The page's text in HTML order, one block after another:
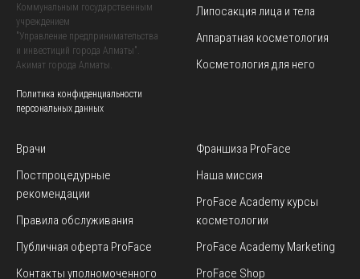
Коммунальным государственным
учреждением
"Управление предпринимательства
и инвестиций города Алматы".
Акимат города Алматы.
Политика конфиденциальности
персональных данных
Липосакция лица и тела
Аппаратная косметология
Косметология для него
Врачи
Постпроцедурные
рекомендации
Правила обслуживания
Публичная оферта ProFace
Контакты уполномоченного
Франшиза ProFace
Наша миссия
ProFace Academy курсы
косметологии
ProFace Academy Marketing
ProFace Shop